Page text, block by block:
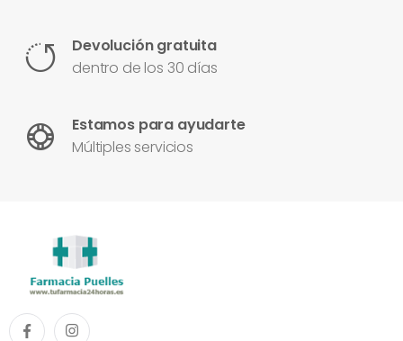
Devolución gratuita
dentro de los 30 días
Estamos para ayudarte
Múltiples servicios